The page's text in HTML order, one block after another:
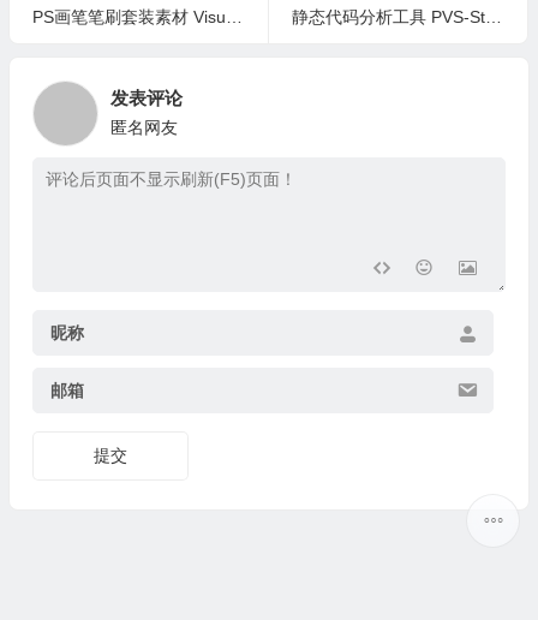
PS画笔笔刷套装素材 VisualsofJulius – Brush Bundle V2
静态代码分析工具 PVS-Studio 7.15.53844 英文版
发表评论
匿名网友
昵称
邮箱
提交